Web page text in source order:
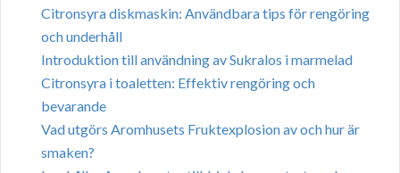
Citronsyra diskmaskin: Användbara tips för rengöring
och underhåll
Introduktion till användning av Sukralos i marmelad
Citronsyra i toaletten: Effektiv rengöring och
bevarande
Vad utgörs Aromhusets Fruktexplosion av och hur är
smaken?